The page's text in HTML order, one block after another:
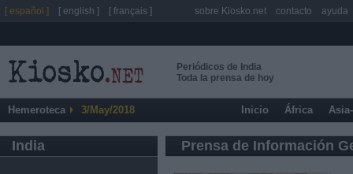
Periódicos de India
Toda la prensa de hoy
Hemeroteca 3/May/2018 Inicio África
India Prensa de Información
[ español ] [ english ] [ français ] sobre Kiosko.net contacto ayuda